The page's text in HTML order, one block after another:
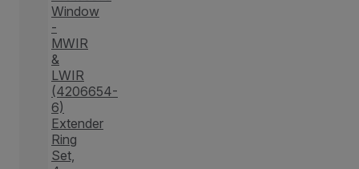
Window
-
MWIR
&
LWIR
(4206654-
6)
Extender
Ring
Set,